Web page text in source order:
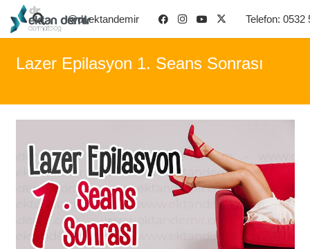
@dr.ektandemir Telefon: 0532
Lazer Epilasyon 1. Seans Sonrası